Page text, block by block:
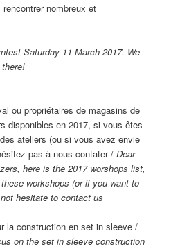
nombreux et
Saturday 11 March 2017. We
ou propriétaires de magasins de
disponibles en 2017, si vous êtes
ateliers (ou si vous avez envie
pas à nous contater /Dear
here is the 2017 worshops list,
workshops (or if you want to
hesitate to contact us
la construction en set in sleeve /
on the set in sleeve construction